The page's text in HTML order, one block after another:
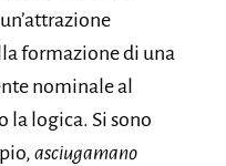
formazione di una
nominale al
la logica. Si sono
asciugamano